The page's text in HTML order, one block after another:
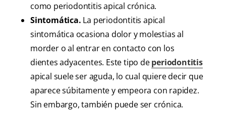
como periodontitis apical crónica.
Sintomática. La periodontitis apical
sintomática ocasiona dolor y molestias al
morder o al entrar en contacto con los
dientes adyacentes. Este tipo deperiodontitis
apical suele ser aguda, lo cual quiere decir que
aparece súbitamente y empeora con rapidez.
Sin embargo, también puede ser crónica.